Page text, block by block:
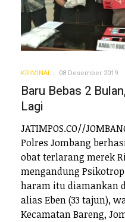
KRIMINAL 08 Desember 2019
Baru Bebas 2
Lagi
JATIMPOS.CO//
Polres Jombang
obat terlarang merek
mengandung
haram itu diamankan
alias Eben (33 tajun),
Kecamatan Bareng,